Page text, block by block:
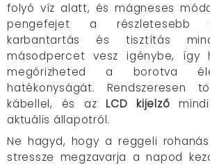
folyó víz alatt, és mágneses
pengefejet a részletesebb
karbantartás és tisztítás
másodpercet vesz igénybe, így
megőrizheted a borotva
hatékonyságát. Rendszeresen
kábellel, és az LCD kijelző
aktuális állapotról.
Ne hagyd, hogy a reggeli
stressze megzavarja a napod